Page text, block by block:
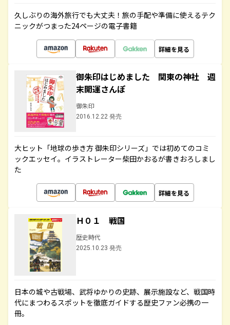
久しぶりの海外旅行でも大丈夫！旅の手配や準備に使えるテク
ニックがつまった24ページの電子書籍
詳細を見る
御朱印はじめました 関東の神社 週
末開運さんぽ
御朱印
2016.12.22 発売
大ヒット「地球の歩き方 御朱印シリーズ」では初めてのコミ
ックエッセイ。イラストレーター柴田かおるが書きおろしまし
た
詳細を見る
Ｈ０１ 戦国
歴史時代
2025.10.23 発売
日本の城や古戦場、武将ゆかりの史跡、展示施設など、戦国時
代にまつわるスポットを徹底ガイドする歴史ファン必携の一
冊。